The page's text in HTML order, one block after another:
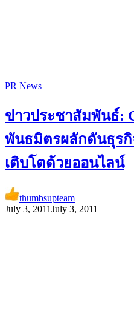
PR News
ข่าวประชาสัมพันธ์:
พันธมิตรผลักดันธุรกิ
เติบโตด้วยออนไลน์
thumbsupteam
July 3, 2011July 3, 2011